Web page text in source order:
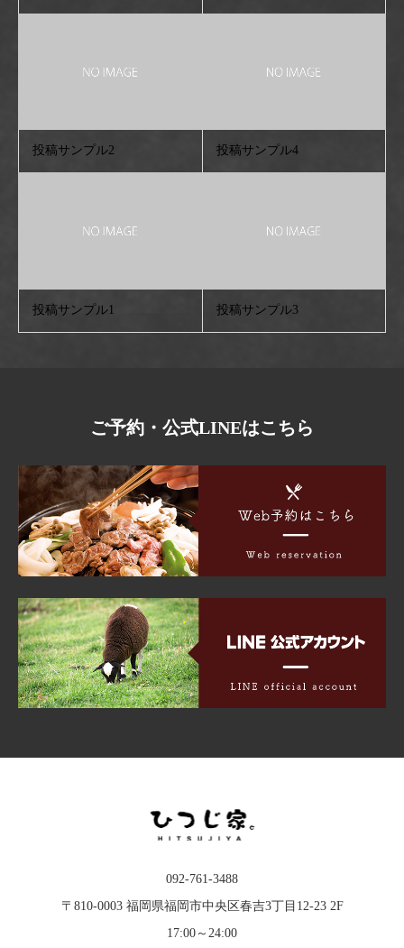
投稿サンプル2 投稿サンプル4
投稿サンプル1 投稿サンプル3
ご予約・公式LINEはこちら
092-761-3488
〒810-0003 福岡県福岡市中央区春吉3丁目12-23 2F
17:00～24:00